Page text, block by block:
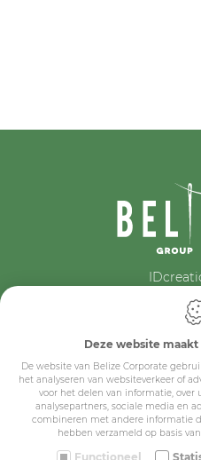
Belize
BE
Deze website
De website van Belize Corporate
het analyseren van websiteverkeer of
voor het delen van informatie, over
analysepartners, sociale media en
combineren met andere informatie
hebben verzameld op basis
Functioneel